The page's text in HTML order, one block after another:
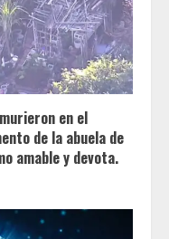
en el
de la abuela de
amable y devota.